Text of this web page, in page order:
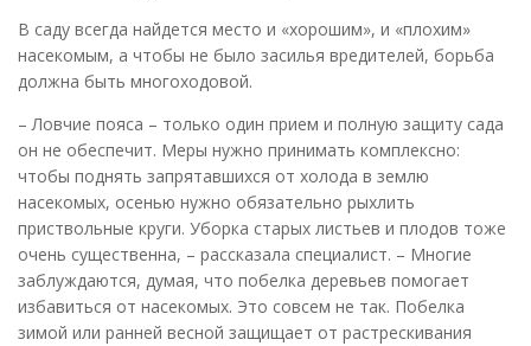
В саду всегда найдется место и «хорошим», и «плохим»
насекомым, а чтобы не было засилья вредителей, борьба
должна быть многоходовой.
– Ловчие пояса – только один прием и полную защиту сада
он не обеспечит. Меры нужно принимать комплексно:
чтобы поднять запрятавшихся от холода в землю
насекомых, осенью нужно обязательно рыхлить
приствольные круги. Уборка старых листьев и плодов тоже
очень существенна, – рассказала специалист. – Многие
заблуждаются, думая, что побелка деревьев помогает
избавиться от насекомых. Это совсем не так. Побелка
зимой или ранней весной защищает от растрескивания